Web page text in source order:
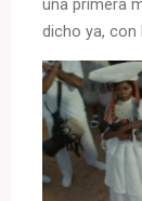
una primera
dicho ya, con